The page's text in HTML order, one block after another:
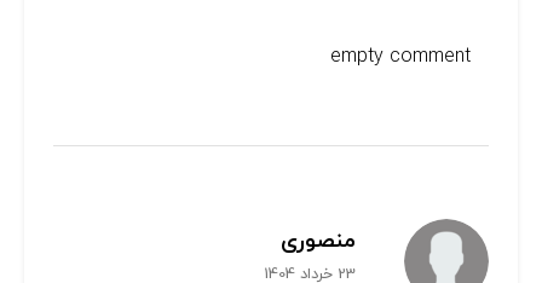
empty comment
منصوری
23 خرداد 1404